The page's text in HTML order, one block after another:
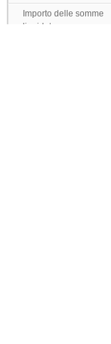
Importo delle somme
liquidate: